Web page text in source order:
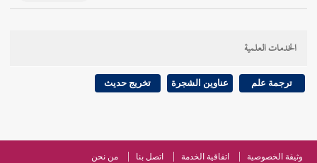
الخدمات العلمية
ترجمة علم عناوين الشجرة تخريج حديث
وثيقة الخصوصية اتفاقية الخدمة اتصل بنا من نحن